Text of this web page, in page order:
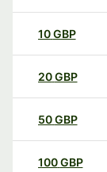
10GBP
20GBP
50GBP
100GBP